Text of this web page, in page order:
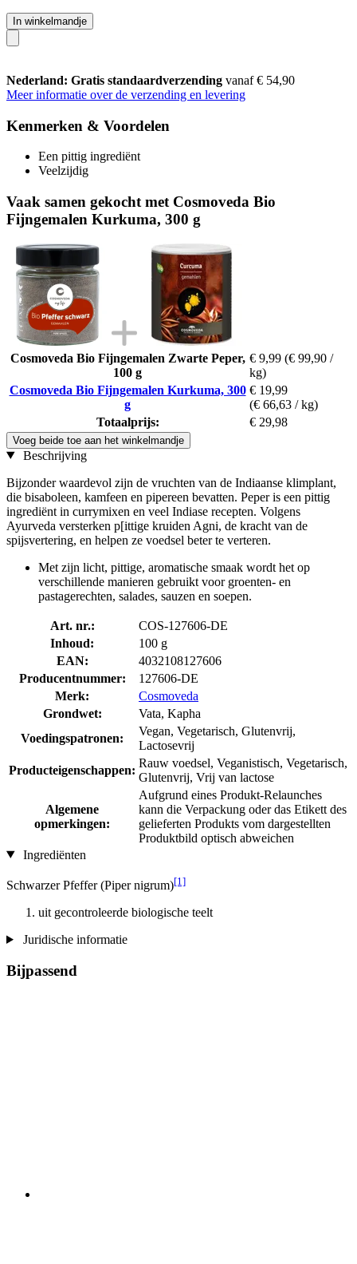
In winkelmandje
Nederland: Gratis standaardverzending vanaf € 54,90
Meer informatie over de verzending en levering
Kenmerken & Voordelen
Een pittig ingrediënt
Veelzijdig
Vaak samen gekocht met Cosmoveda Bio
Fijngemalen Kurkuma, 300 g
Cosmoveda Bio Fijngemalen Zwarte Peper,
100 g
€ 9,99 (€ 99,90 /
kg)
Cosmoveda Bio Fijngemalen Kurkuma, 300
g
€ 19,99
(€ 66,63 / kg)
Totaalprijs:
€ 29,98
Voeg beide toe aan het winkelmandje
Beschrijving
Bijzonder waardevol zijn de vruchten van de Indiaanse klimplant,
die bisaboleen, kamfeen en pipereen bevatten. Peper is een pittig
ingrediënt in currymixen en veel Indiase recepten. Volgens
Ayurveda versterken p[ittige kruiden Agni, de kracht van de
spijsvertering, en helpen ze voedsel beter te verteren.
Met zijn licht, pittige, aromatische smaak wordt het op
verschillende manieren gebruikt voor groenten- en
pastagerechten, salades, sauzen en soepen.
Art. nr.:
COS-127606-DE
Inhoud:
100 g
EAN:
4032108127606
Producentnummer:
127606-DE
Merk:
Cosmoveda
Grondwet:
Vata, Kapha
Voedingspatronen:
Vegan, Vegetarisch, Glutenvrij,
Lactosevrij
Producteigenschappen:
Rauw voedsel, Veganistisch, Vegetarisch,
Glutenvrij, Vrij van lactose
Algemene
opmerkingen:
Aufgrund eines Produkt-Relaunches
kann die Verpackung oder das Etikett des
gelieferten Produkts vom dargestellten
Produktbild optisch abweichen
Ingrediënten
Schwarzer Pfeffer (Piper nigrum)[1]
uit gecontroleerde biologische teelt
Juridische informatie
Bijpassend